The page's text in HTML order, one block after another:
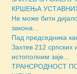
КРШЕЊА
Не може бити
закона...
Пад председника
Захтев 212 српских
истополним заје...
ТРАНСРОДНОСТ